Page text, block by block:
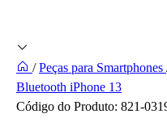
/ Peças para Smartphones
Bluetooth iPhone 13
Código do Produto: 821-